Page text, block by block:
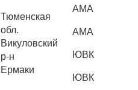
Тюменская
обл.
Викуловский
р-н
Ермаки
АМА
АМА
ЮВК
ЮВК